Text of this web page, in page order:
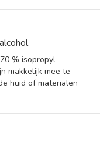
% isopropyl
makkelijk mee te
huid of materialen